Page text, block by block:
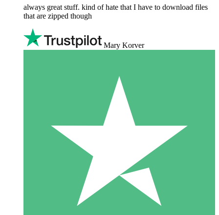
always great stuff. kind of hate that I have to download files
that are zipped though
Mary Korver